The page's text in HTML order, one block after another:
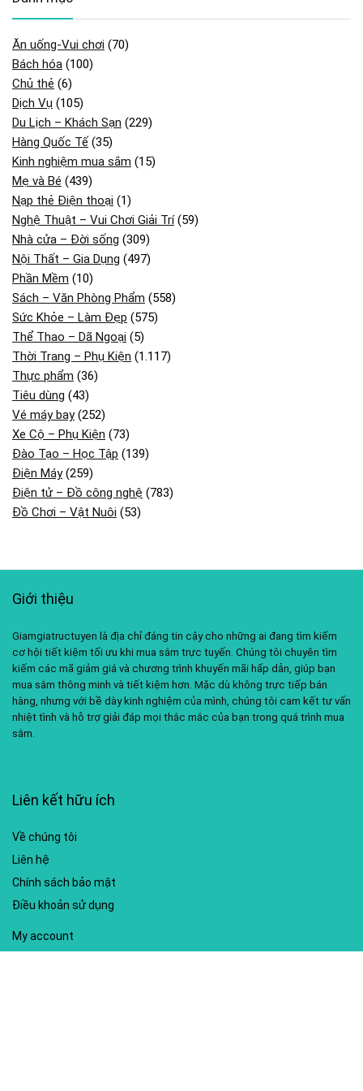
Ăn uống-Vui chơi (70)
Bách hóa (100)
Chủ thẻ (6)
Dịch Vụ (105)
Du Lịch – Khách Sạn (229)
Hàng Quốc Tế (35)
Kinh nghiệm mua sắm (15)
Mẹ và Bé (439)
Nạp thẻ Điện thoại (1)
Nghệ Thuật – Vui Chơi Giải Trí(59)
Nhà cửa – Đời sống (309)
Nội Thất – Gia Dụng (497)
Phần Mềm (10)
Sách – Văn Phòng Phẩm (558)
Sức Khỏe – Làm Đẹp (575)
Thể Thao – Dã Ngoại (5)
Thời Trang – Phụ Kiện (1.117)
Thực phẩm (36)
Tiêu dùng (43)
Vé máy bay(252)
Xe Cộ – Phụ Kiện (73)
Đào Tạo – Học Tập (139)
Điện Máy(259)
Điện tử – Đồ công nghệ (783)
Đồ Chơi – Vật Nuôi (53)
Giới thiệu
Giamgiatructuyen là địa chỉ đáng tin cậy cho những ai đang tìm kiếm
cơ hội tiết kiệm tối ưu khi mua sắm trực tuyến. Chúng tôi chuyên tìm
kiếm các mã giảm giá và chương trình khuyến mãi hấp dẫn, giúp bạn
mua sắm thông minh và tiết kiệm hơn. Mặc dù không trực tiếp bán
hàng, nhưng với bề dày kinh nghiệm của mình, chúng tôi cam kết tư vấn
nhiệt tình và hỗ trợ giải đáp mọi thắc mắc của bạn trong quá trình mua
sắm.
Liên kết hữu ích
Về chúng tôi
Liên hệ
Chính sách bảo mật
Điều khoản sử dụng
My account